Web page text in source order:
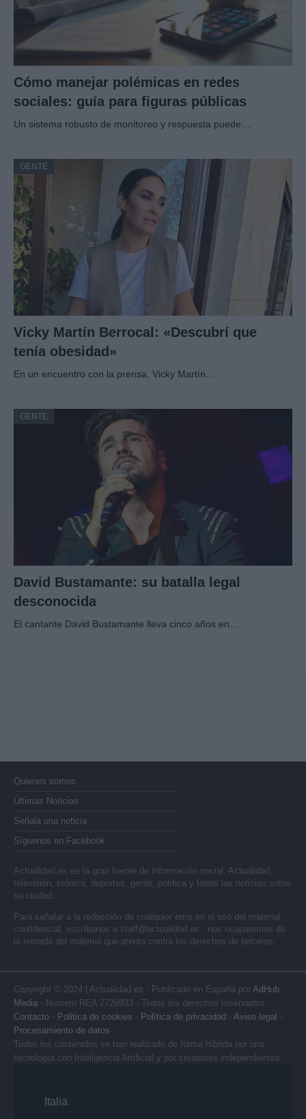
Cómo manejar polémicas en redes
sociales: guía para figuras públicas
Un sistema robusto de monitoreo y respuesta puede…
GENTE
Vicky Martín Berrocal: «Descubrí que
tenía obesidad»
En un encuentro con la prensa, Vicky Martín…
GENTE
David Bustamante: su batalla legal
desconocida
El cantante David Bustamante lleva cinco años en…
Quienes somos
Últimas Noticias
Señala una noticia
Síguenos en Facebook
Actualidad.es es la gran fuente de información social. Actualidad,
televisión, crónica, deportes, gente, política y todas las noticias sobre
su ciudad.
Para señalar a la redacción de cualquier error en el uso del material
confidencial, escríbanos a staff@actualidad.es : nos ocuparemos de
la retirada del material que atenta contra los derechos de terceros.
Copyright © 2024 | Actualidad.es - Publicado en España por AdHub
Media - Numero REA 2729933 - Todos los derechos reservados.
Contacto - Politica de cookies - Política de privacidad - Aviso legal -
Procesamiento de datos
Todos los contenidos se han realizado de forma híbrida por una
tecnología con Inteligencia Artificial y por creadores independientes
Italia